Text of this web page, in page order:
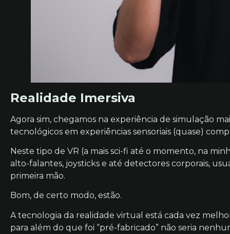
Realidade Imersiva
Agora sim, chegamos na experiência de simulação
tecnológicos em experiências sensoriais (quase)
Neste tipo de VR (a mais sci-fi até o momento, na
alto-falantes, joysticks e até detectores corporais,
primeira mão.
Bom, de certo modo, estão.
A tecnologia da realidade virtual está cada vez
para além do que foi “pré-fabricado” não seria